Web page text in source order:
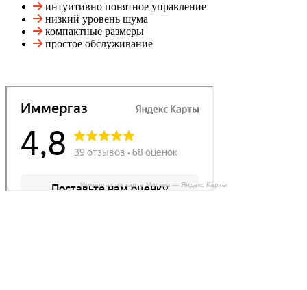
интуитивно понятное управление
низкий уровень шума
компактные размеры
простое обслуживание
Иммергаз на карте Москвы — Яндекс Карты